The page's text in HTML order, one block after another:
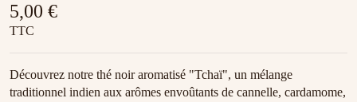
5,00 €
TTC
Découvrez notre thé noir aromatisé "Tchaï", un mélange
traditionnel indien aux arômes envoûtants de cannelle, cardamome,